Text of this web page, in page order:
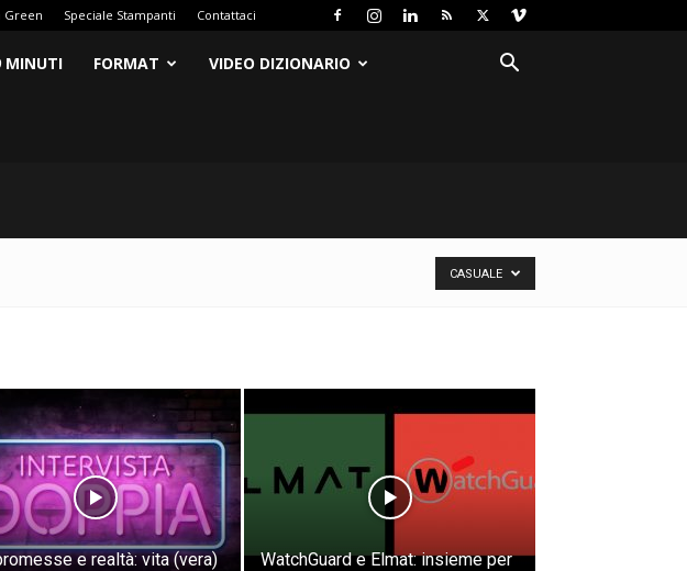
Green Speciale Stampanti Contattaci
MINUTI FORMAT VIDEO DIZIONARIO
CASUALE
e realtà: vita (vera)
WatchGuard e Elmat: insieme per